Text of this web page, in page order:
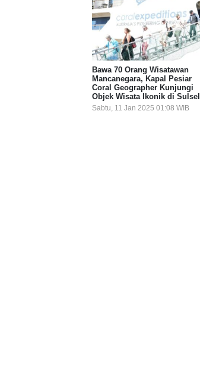
Bawa 70 Orang Wisatawan
Mancanegara, Kapal Pesiar
Coral Geographer Kunjungi
Objek Wisata Ikonik di Sulsel
Sabtu, 11 Jan 2025 01:08 WIB